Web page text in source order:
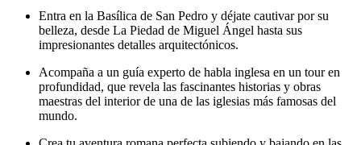
Entra en la Basílica de San Pedro y déjate cautivar por su
belleza, desde La Piedad de Miguel Ángel hasta sus
impresionantes detalles arquitectónicos.
Acompaña a un guía experto de habla inglesa en un tour en
profundidad, que revela las fascinantes historias y obras
maestras del interior de una de las iglesias más famosas del
mundo.